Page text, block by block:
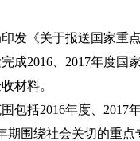
发《关于报送国家重
成2016 2017年度国
材料。
包括2016年度、 2017
期围绕社会关切的重